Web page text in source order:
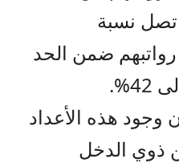
بينما تصل نسبة
رواتبهم ضمن الحد
وجود هذه الأعداد
ذوي الدخل